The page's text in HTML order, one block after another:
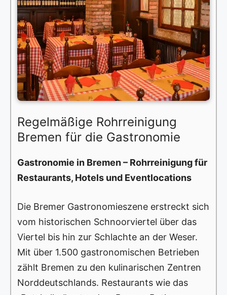
Regelmäßige Rohrreinigung
Bremen für die Gastronomie
Gastronomie in Bremen – Rohrreinigung für
Restaurants, Hotels und Eventlocations
Die Bremer Gastronomieszene erstreckt sich
vom historischen Schnoorviertel über das
Viertel bis hin zur Schlachte an der Weser.
Mit über 1.500 gastronomischen Betrieben
zählt Bremen zu den kulinarischen Zentren
Norddeutschlands. Restaurants wie das